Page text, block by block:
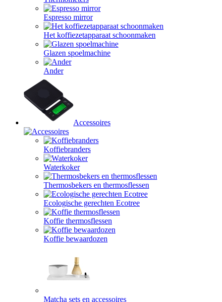
Espresso mirror
Het koffiezetapparaat schoonmaken
Glazen spoelmachine
Ander
Accessoires
Koffiebranders
Waterkoker
Thermosbekers en thermosflessen
Ecologische gerechten Ecotree
Koffie thermosflessen
Koffie bewaardozen
Matcha sets en accessoires